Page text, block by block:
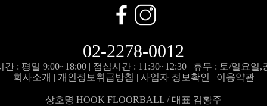
02-2278-0012
간 : 평일 9:00~18:00 | 점심시간 : 11:30~12:30 | 휴무 : 토/일요일,
회사소개 | 개인정보취급방침 | 사업자 정보확인 | 이용약관
상호명 HOOK FLOORBALL / 대표 김황주